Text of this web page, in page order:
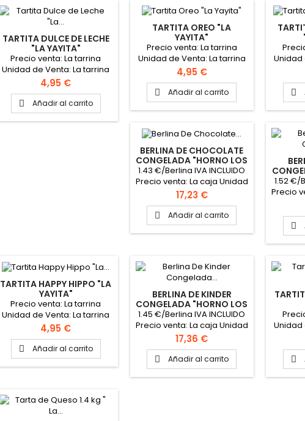
red velvet.
TARTITA DULCE DE LECHE
"LA YAYITA"
Precio venta: La tarrina
Unidad de Venta: La tarrina
Peso tarrina: 400 gr.
PINCHAR AQUÍ PARA VER
FICHA TÉCNICA
Precio
4,95 €
 Añadir al carrito
TARTITA OREO "LA
YAYITA"
Precio venta: La tarrina
Unidad de Venta: La tarrina
Peso tarrina: 400 gr.
PINCHAR AQUÍ PARA VER
FICHA TÉCNICA
Precio
4,95 €
 Añadir al carrito
Unidad

BERLINA DE CHOCOLATE
CONGELADA "HORNO LOS
ABUELOS"
1.43 €/Berlina IVA INCLUIDO
Precio venta: La caja Unidad
de venta: La caja Peso
berlina: 140 gr aprox. 12
Berlinas envasadas
individualmente del mismo
sabor PINCHAR AQUÍ PARA
Precio
17,23 €
 Añadir al carrito
1.52 €/
Precio
de
sabor

TARTITA HAPPY HIPPO "LA
YAYITA"
Precio venta: La tarrina
Unidad de Venta: La tarrina
Peso tarrina: 400 gr.
PINCHAR AQUÍ PARA VER
FICHA TÉCNICA
Precio
4,95 €
 Añadir al carrito
BERLINA DE KINDER
CONGELADA "HORNO LOS
ABUELOS"
1.45 €/Berlina IVA INCLUIDO
Precio venta: La caja Unidad
de venta: La caja Peso
berlina: 140 gr aprox. 12
Berlinas envasadas
individualmente del mismo
sabor PINCHAR AQUÍ PARA
Precio
17,36 €
 Añadir al carrito
Unidad
